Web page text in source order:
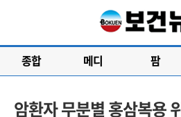
종합 메디 팜
암환자 무분별 홍삼복용